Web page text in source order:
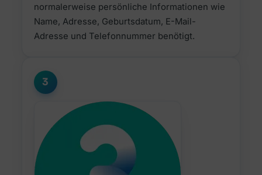
normalerweise persönliche Informationen wie
Name, Adresse, Geburtsdatum, E-Mail-
Adresse und Telefonnummer benötigt.
3